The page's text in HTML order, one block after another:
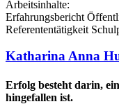
Arbeitsinhalte:
Erfahrungsbericht
Referententätigkeit
Katharina Anna
Erfolg besteht darin,
hingefallen ist.